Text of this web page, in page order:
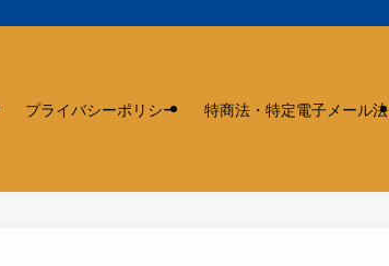
プライバシーポリシー 特商法・特定電子メール法